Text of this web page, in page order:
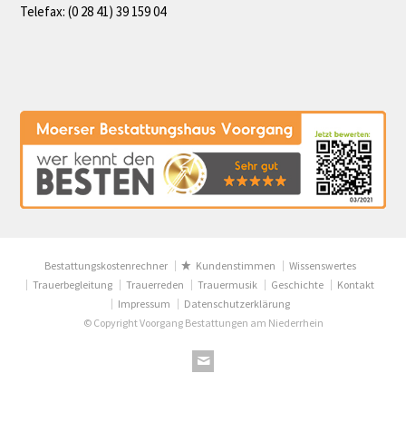
Telefax: (0 28 41) 39 159 04
Bestattungskostenrechner Kundenstimmen
Wissenswertes
Trauerbegleitung
Trauerreden Trauermusik Geschichte
Kontakt
Impressum
Datenschutzerklärung
© Copyright Voorgang Bestattungen am Niederrhein